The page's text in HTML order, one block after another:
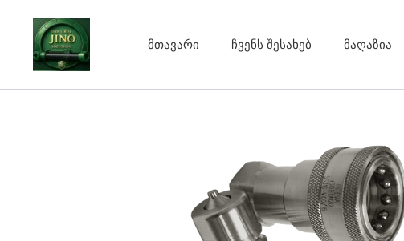
content
მთავარი ჩვენს შესახებ მაღაზია